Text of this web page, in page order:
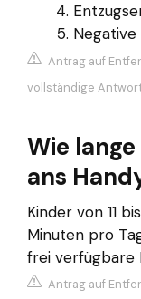
Negative
Antrag auf
vollständige
Wie
ans
Kinder von 11
Minuten pro
frei verfügbare
Antrag auf